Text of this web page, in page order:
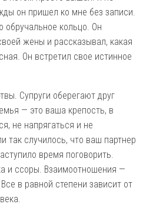
он пришел ко мне без записи.
кольцо. Он
жены и рассказывал, какая
Он встретил свое истинное
Супруги оберегают друг
— это ваша крепость, в
не напрягаться и не
так случилось, что ваш партнер
время поговорить.
и ссоры. Взаимоотношения —
в равной степени зависит от